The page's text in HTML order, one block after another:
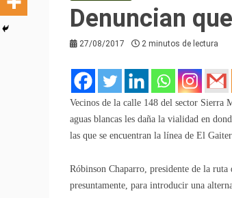
Denuncian
27/08/2017 2 minutos de lectura
Vecinos de la calle 148 del sector Sierra
aguas blancas les daña la vialidad en
las que se encuentran la línea de El
Róbinson Chaparro, presidente de la
presuntamente, para introducir una